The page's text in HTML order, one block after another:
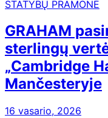
STATYBŲ PRAMONĖ
GRAHAM
sterlingų
„Cambridge
Mančesteryje
16 vasario, 2026